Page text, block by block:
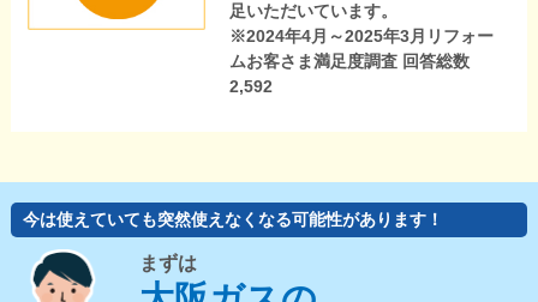
足いただいています。
※2024年4月～2025年3月リフォー
ムお客さま満足度調査 回答総数
2,592
今は使えていても突然使えなくなる可能性があります！
まずは